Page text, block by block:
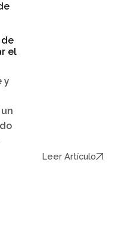
el
y
Leer Artículo